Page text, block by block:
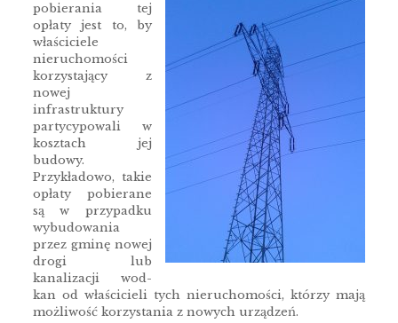
pobierania tej
opłaty jest to, by
właściciele
nieruchomości
korzystający z
nowej
infrastruktury
partycypowali w
kosztach jej
budowy.
Przykładowo, takie
opłaty pobierane
są w przypadku
wybudowania
przez gminę nowej
drogi lub
kanalizacji wod-
kan od właścicieli tych nieruchomości, którzy mają
możliwość korzystania z nowych urządzeń.